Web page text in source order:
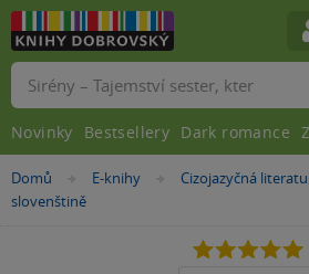
Nacházíte
se
Domů »E-knihy »
Cizojazyčná
slovenštině
5.0
z
Vyhledávání
Novinky Bestsellery Dark romance